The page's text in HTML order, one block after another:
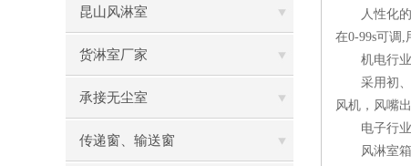
昆山风淋室
货淋室厂家
承接无尘室
传递窗、输送窗
人性化的控
在0-99s可调,
机电行业
采用初、过
风机，风嘴
电子行业
风淋室箱体